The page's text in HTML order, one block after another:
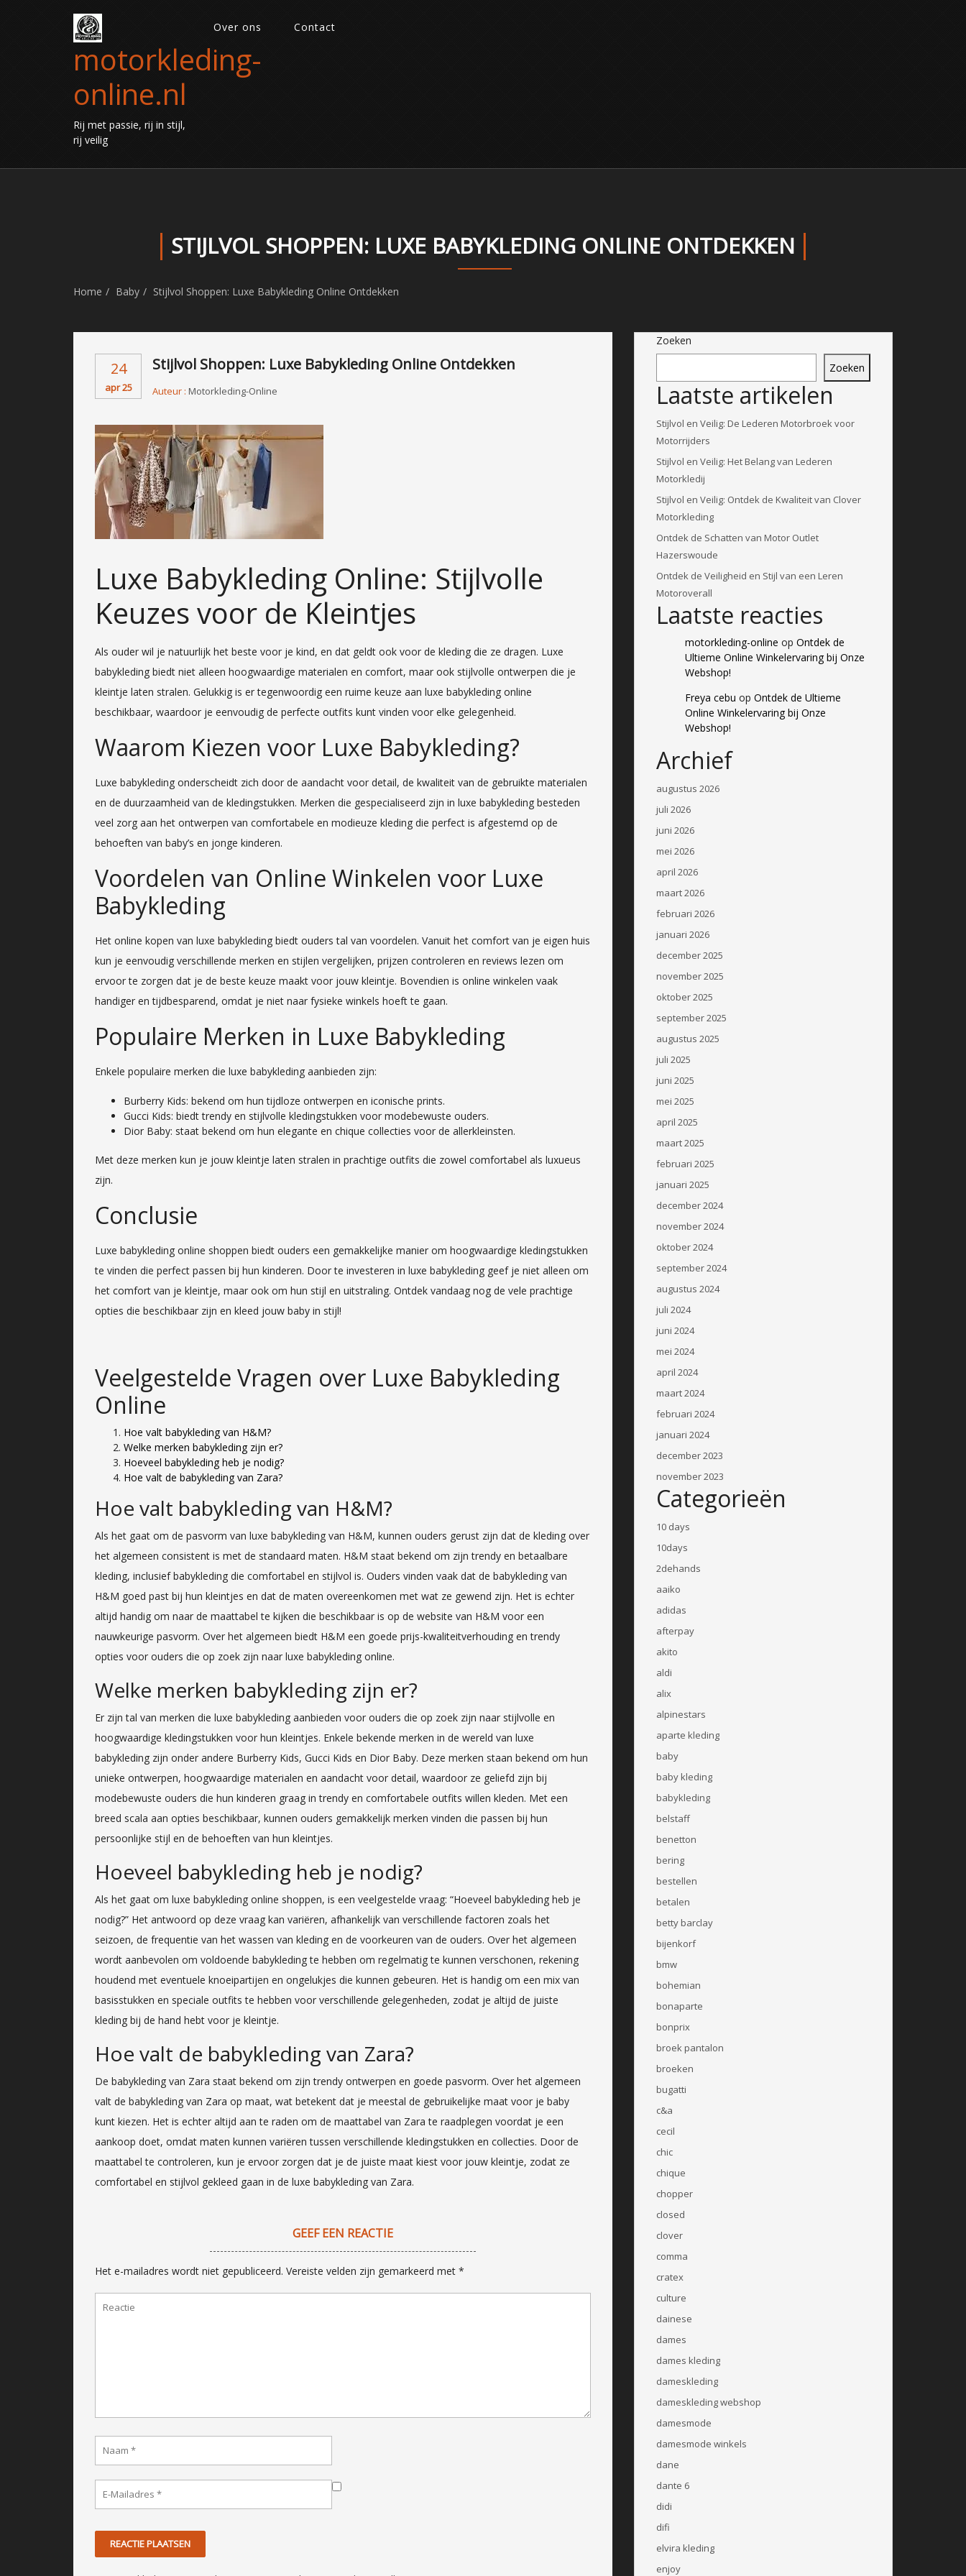
motorkleding-
online.nl
Rij met passie, rij in stijl,
rij veilig
Over ons Contact
STIJLVOL SHOPPEN: LUXE BABYKLEDING ONLINE ONTDEKKEN
Home Baby Stijlvol Shoppen: Luxe Babykleding Online Ontdekken
24
apr 25
Stijlvol Shoppen: Luxe Babykleding Online Ontdekken
Auteur : Motorkleding-Online
Luxe Babykleding Online: Stijlvolle
Keuzes voor de Kleintjes
Als ouder wil je natuurlijk het beste voor je kind, en dat geldt ook voor de kleding die ze dragen. Luxe
babykleding biedt niet alleen hoogwaardige materialen en comfort, maar ook stijlvolle ontwerpen die je
kleintje laten stralen. Gelukkig is er tegenwoordig een ruime keuze aan luxe babykleding online
beschikbaar, waardoor je eenvoudig de perfecte outfits kunt vinden voor elke gelegenheid.
Waarom Kiezen voor Luxe Babykleding?
Luxe babykleding onderscheidt zich door de aandacht voor detail, de kwaliteit van de gebruikte materialen
en de duurzaamheid van de kledingstukken. Merken die gespecialiseerd zijn in luxe babykleding besteden
veel zorg aan het ontwerpen van comfortabele en modieuze kleding die perfect is afgestemd op de
behoeften van baby’s en jonge kinderen.
Voordelen van Online Winkelen voor Luxe
Babykleding
Het online kopen van luxe babykleding biedt ouders tal van voordelen. Vanuit het comfort van je eigen huis
kun je eenvoudig verschillende merken en stijlen vergelijken, prijzen controleren en reviews lezen om
ervoor te zorgen dat je de beste keuze maakt voor jouw kleintje. Bovendien is online winkelen vaak
handiger en tijdbesparend, omdat je niet naar fysieke winkels hoeft te gaan.
Populaire Merken in Luxe Babykleding
Enkele populaire merken die luxe babykleding aanbieden zijn:
Burberry Kids: bekend om hun tijdloze ontwerpen en iconische prints.
Gucci Kids: biedt trendy en stijlvolle kledingstukken voor modebewuste ouders.
Dior Baby: staat bekend om hun elegante en chique collecties voor de allerkleinsten.
Met deze merken kun je jouw kleintje laten stralen in prachtige outfits die zowel comfortabel als luxueus
zijn.
Conclusie
Luxe babykleding online shoppen biedt ouders een gemakkelijke manier om hoogwaardige kledingstukken
te vinden die perfect passen bij hun kinderen. Door te investeren in luxe babykleding geef je niet alleen om
het comfort van je kleintje, maar ook om hun stijl en uitstraling. Ontdek vandaag nog de vele prachtige
opties die beschikbaar zijn en kleed jouw baby in stijl!
Veelgestelde Vragen over Luxe Babykleding
Online
Hoe valt babykleding van H&M?
Welke merken babykleding zijn er?
Hoeveel babykleding heb je nodig?
Hoe valt de babykleding van Zara?
Hoe valt babykleding van H&M?
Als het gaat om de pasvorm van luxe babykleding van H&M, kunnen ouders gerust zijn dat de kleding over
het algemeen consistent is met de standaard maten. H&M staat bekend om zijn trendy en betaalbare
kleding, inclusief babykleding die comfortabel en stijlvol is. Ouders vinden vaak dat de babykleding van
H&M goed past bij hun kleintjes en dat de maten overeenkomen met wat ze gewend zijn. Het is echter
altijd handig om naar de maattabel te kijken die beschikbaar is op de website van H&M voor een
nauwkeurige pasvorm. Over het algemeen biedt H&M een goede prijs-kwaliteitverhouding en trendy
opties voor ouders die op zoek zijn naar luxe babykleding online.
Welke merken babykleding zijn er?
Er zijn tal van merken die luxe babykleding aanbieden voor ouders die op zoek zijn naar stijlvolle en
hoogwaardige kledingstukken voor hun kleintjes. Enkele bekende merken in de wereld van luxe
babykleding zijn onder andere Burberry Kids, Gucci Kids en Dior Baby. Deze merken staan bekend om hun
unieke ontwerpen, hoogwaardige materialen en aandacht voor detail, waardoor ze geliefd zijn bij
modebewuste ouders die hun kinderen graag in trendy en comfortabele outfits willen kleden. Met een
breed scala aan opties beschikbaar, kunnen ouders gemakkelijk merken vinden die passen bij hun
persoonlijke stijl en de behoeften van hun kleintjes.
Hoeveel babykleding heb je nodig?
Als het gaat om luxe babykleding online shoppen, is een veelgestelde vraag: “Hoeveel babykleding heb je
nodig?” Het antwoord op deze vraag kan variëren, afhankelijk van verschillende factoren zoals het
seizoen, de frequentie van het wassen van kleding en de voorkeuren van de ouders. Over het algemeen
wordt aanbevolen om voldoende babykleding te hebben om regelmatig te kunnen verschonen, rekening
houdend met eventuele knoeipartijen en ongelukjes die kunnen gebeuren. Het is handig om een mix van
basisstukken en speciale outfits te hebben voor verschillende gelegenheden, zodat je altijd de juiste
kleding bij de hand hebt voor je kleintje.
Hoe valt de babykleding van Zara?
De babykleding van Zara staat bekend om zijn trendy ontwerpen en goede pasvorm. Over het algemeen
valt de babykleding van Zara op maat, wat betekent dat je meestal de gebruikelijke maat voor je baby
kunt kiezen. Het is echter altijd aan te raden om de maattabel van Zara te raadplegen voordat je een
aankoop doet, omdat maten kunnen variëren tussen verschillende kledingstukken en collecties. Door de
maattabel te controleren, kun je ervoor zorgen dat je de juiste maat kiest voor jouw kleintje, zodat ze
comfortabel en stijlvol gekleed gaan in de luxe babykleding van Zara.
GEEF EEN REACTIE
Het e-mailadres wordt niet gepubliceerd. Vereiste velden zijn gemarkeerd met *
Zoeken
Zoeken
Laatste artikelen
Stijlvol en Veilig: De Lederen Motorbroek voor
Motorrijders
Stijlvol en Veilig: Het Belang van Lederen
Motorkledij
Stijlvol en Veilig: Ontdek de Kwaliteit van Clover
Motorkleding
Ontdek de Schatten van Motor Outlet
Hazerswoude
Ontdek de Veiligheid en Stijl van een Leren
Motoroverall
Laatste reacties
motorkleding-online op Ontdek de
Ultieme Online Winkelervaring bij Onze
Webshop!
Freya cebu op Ontdek de Ultieme
Online Winkelervaring bij Onze
Webshop!
Archief
augustus 2026
juli 2026
juni 2026
mei 2026
april 2026
maart 2026
februari 2026
januari 2026
december 2025
november 2025
oktober 2025
september 2025
augustus 2025
juli 2025
juni 2025
mei 2025
april 2025
maart 2025
februari 2025
januari 2025
december 2024
november 2024
oktober 2024
september 2024
augustus 2024
juli 2024
juni 2024
mei 2024
april 2024
maart 2024
februari 2024
januari 2024
december 2023
november 2023
Categorieën
10 days
10days
2dehands
aaiko
adidas
afterpay
akito
aldi
alix
alpinestars
aparte kleding
baby
baby kleding
babykleding
belstaff
benetton
bering
bestellen
betalen
betty barclay
bijenkorf
bmw
bohemian
bonaparte
bonprix
broek pantalon
broeken
bugatti
c&a
cecil
chic
chique
chopper
closed
clover
comma
cratex
culture
dainese
dames
dames kleding
dameskleding
dameskleding webshop
damesmode
damesmode winkels
dane
dante 6
didi
difi
elvira kleding
enjoy